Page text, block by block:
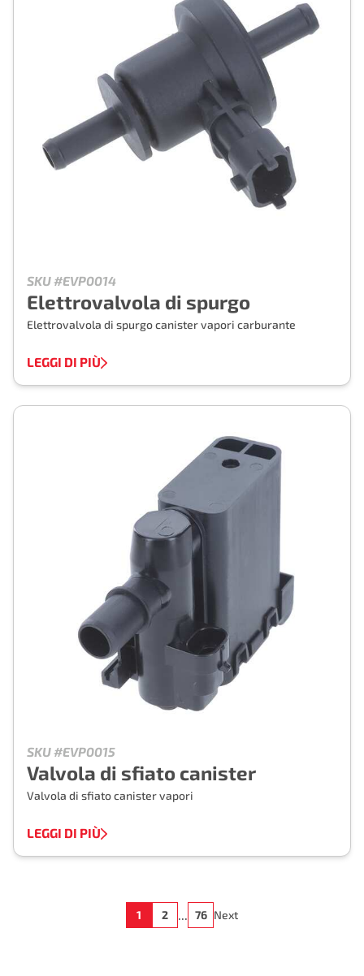
SKU #EVP0014
Elettrovalvola di spurgo
Elettrovalvola di spurgo canister vapori carburante
LEGGI DI PIÙ
SKU #EVP0015
Valvola di sfiato canister
Valvola di sfiato canister vapori
LEGGI DI PIÙ
1 2 ... 76 Next